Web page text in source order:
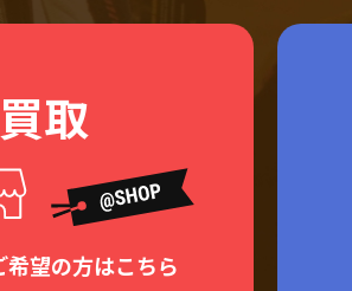
取
望の方はこちら